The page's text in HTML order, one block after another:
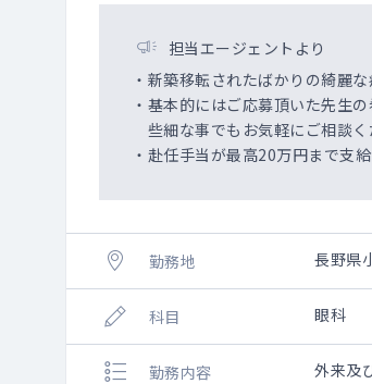
担当エージェントより
・新築移転されたばかりの綺麗
・基本的にはご応募頂いた先生
些細な事でもお気軽にご相談く
・赴任手当が最高20万円まで支
勤務地 長野県
科目 眼科
勤務内容 外来及